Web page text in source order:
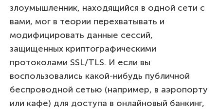
злоумышленник, находящийся в одной сети с
вами, мог в теории перехватывать и
модифицировать данные сессий,
защищенных криптографическими
протоколами SSL/TLS. И если вы
воспользовались какой-нибудь публичной
беспроводной сетью (например, в аэропорту
или кафе) для доступа в онлайновый банкинг,